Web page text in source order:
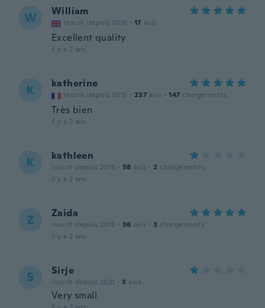
W William
Inscrit depuis 2016 · 17 avis
Excellent quality
il y a 2 ans
K katherine
Inscrit depuis 2015 · 237 avis · 147 chargements
Très bien
il y a 2 ans
K kathleen
Inscrit depuis 2016 · 58 avis · 2 chargements
il y a 2 ans
Z Zaida
Inscrit depuis 2015 · 36 avis · 3 chargements
il y a 2 ans
S Sirje
Inscrit depuis 2021 · 3 avis
Very small